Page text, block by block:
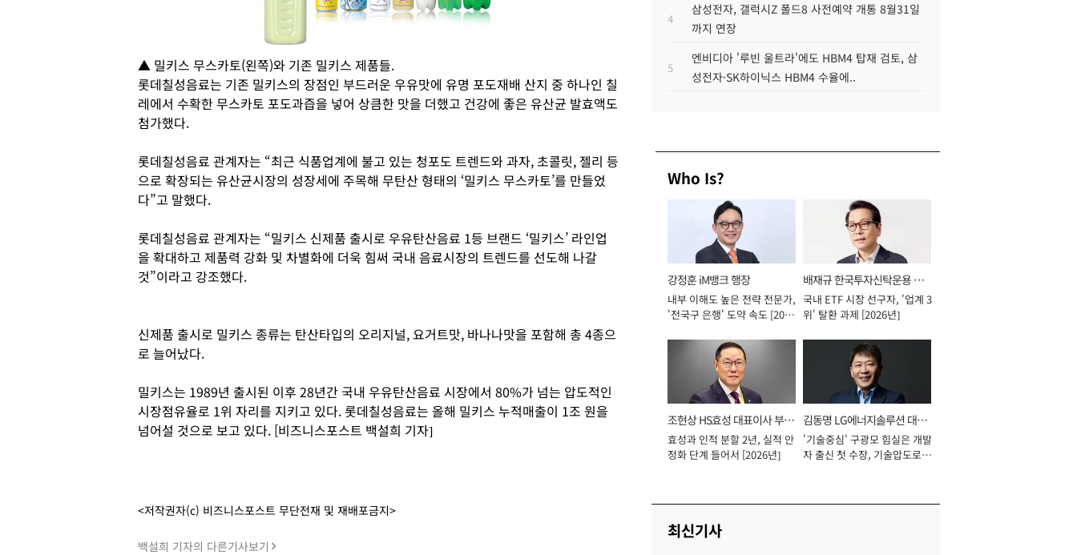
▲ 밀키스 무스카토(왼쪽)와 기존 밀키스 제품들.
롯데칠성음료는 기존 밀키스의 장점인 부드러운 우유맛에 유명 포도재배 산지 중 하나인 칠
레에서 수확한 무스카토 포도과즙을 넣어 상큼한 맛을 더했고 건강에 좋은 유산균 발효액도
첨가했다.
롯데칠성음료 관계자는 “최근 식품업계에 불고 있는 청포도 트렌드와 과자, 초콜릿, 젤리 등
으로 확장되는 유산균시장의 성장세에 주목해 무탄산 형태의 ‘밀키스 무스카토’를 만들었
다”고 말했다.
롯데칠성음료 관계자는 “밀키스 신제품 출시로 우유탄산음료 1등 브랜드 ‘밀키스’ 라인업
을 확대하고 제품력 강화 및 차별화에 더욱 힘써 국내 음료시장의 트렌드를 선도해 나갈
것”이라고 강조했다.
신제품 출시로 밀키스 종류는 탄산타입의 오리지널, 요거트맛, 바나나맛을 포함해 총 4종으
로 늘어났다.
밀키스는 1989년 출시된 이후 28년간 국내 우유탄산음료 시장에서 80%가 넘는 압도적인
시장점유율로 1위 자리를 지키고 있다. 롯데칠성음료는 올해 밀키스 누적매출이 1조 원을
넘어설 것으로 보고 있다. [비즈니스포스트 백설희 기자]
<저작권자(c) 비즈니스포스트 무단전재 및 재배포금지>
백설희 기자의 다른기사보기
4
삼성전자, 갤럭시Z 폴드8 사전예약 개통 8월31일
까지 연장
5
엔비디아 '루빈 울트라'에도 HBM4 탑재 검토, 삼
성전자·SK하이닉스 HBM4 수율에..
Who Is?
강정훈 iM뱅크 행장
내부 이해도 높은 전략 전문가,
'전국구 은행' 도약 속도 [2026
배재규 한국투자신탁운용 대
표이사 사장
국내 ETF 시장 선구자, '업계 3
위' 탈환 과제 [2026년]
조현상 HS효성 대표이사 부회
장
효성과 인적 분할 2년, 실적 안
정화 단계 들어서 [2026년]
김동명 LG에너지솔루션 대표
이사 사장
'기술중심' 구광모 힘실은 개발
자 출신 첫 수장, 기술압도로
최신기사